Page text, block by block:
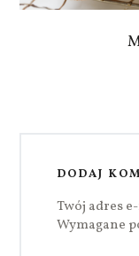
DODAJ
Twój adres
Wymagane